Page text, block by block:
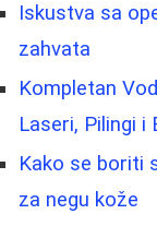
Iskustva sa
zahvata
Kompletan
Laseri, Pilingi i
Kako se boriti
za negu kože